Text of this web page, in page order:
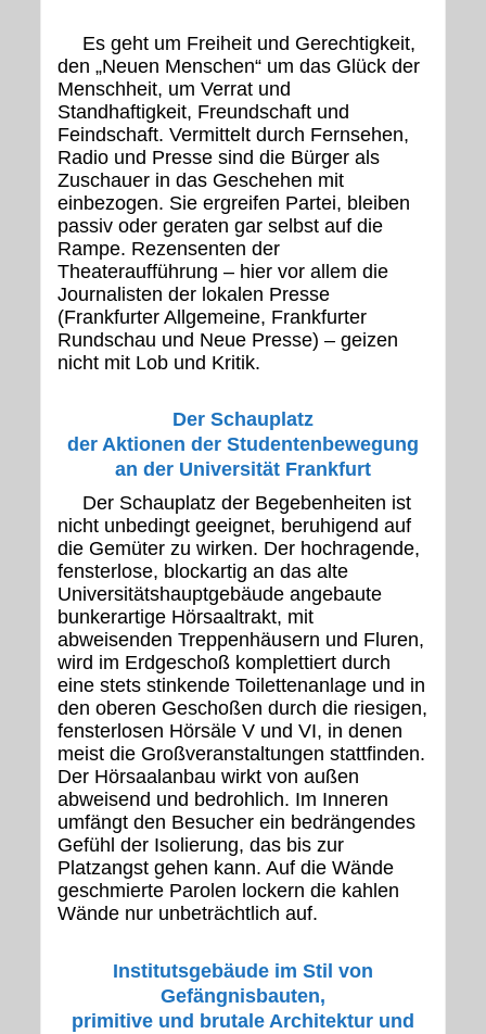
Es geht um Freiheit und Gerechtigkeit,
den „Neuen Menschen“ um das Glück der
Menschheit, um Verrat und
Standhaftigkeit, Freundschaft und
Feindschaft. Vermittelt durch Fernsehen,
Radio und Presse sind die Bürger als
Zuschauer in das Geschehen mit
einbezogen. Sie ergreifen Partei, bleiben
passiv oder geraten gar selbst auf die
Rampe. Rezensenten der
Theateraufführung – hier vor allem die
Journalisten der lokalen Presse
(Frankfurter Allgemeine, Frankfurter
Rundschau und Neue Presse) – geizen
nicht mit Lob und Kritik.
Der Schauplatz
der Aktionen der Studentenbewegung
an der Universität Frankfurt
Der Schauplatz der Begebenheiten ist
nicht unbedingt geeignet, beruhigend auf
die Gemüter zu wirken. Der hochragende,
fensterlose, blockartig an das alte
Universitätshauptgebäude angebaute
bunkerartige Hörsaaltrakt, mit
abweisenden Treppenhäusern und Fluren,
wird im Erdgeschoß komplettiert durch
eine stets stinkende Toilettenanlage und in
den oberen Geschoßen durch die riesigen,
fensterlosen Hörsäle V und VI, in denen
meist die Großveranstaltungen stattfinden.
Der Hörsaalanbau wirkt von außen
abweisend und bedrohlich. Im Inneren
umfängt den Besucher ein bedrängendes
Gefühl der Isolierung, das bis zur
Platzangst gehen kann. Auf die Wände
geschmierte Parolen lockern die kahlen
Wände nur unbeträchtlich auf.
Institutsgebäude im Stil von
Gefängnisbauten,
primitive und brutale Architektur und